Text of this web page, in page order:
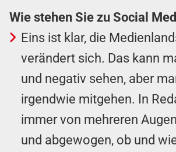
Wie stehen Sie zu Social
Eins ist klar, die
verändert sich. Das kann
und negativ sehen, aber
irgendwie mitgehen. In
immer von mehreren
und abgewogen, ob und